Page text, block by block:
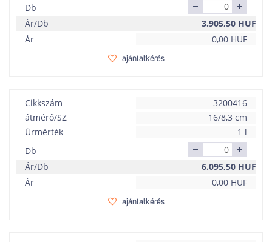
Db
Ár/Db
3.905,50 HUF
Ár
0,00 HUF
ajánlatkérés
Cikkszám
3200416
átmérő/SZ
16/8,3 cm
Ürmérték
1 l
Db
Ár/Db
6.095,50 HUF
Ár
0,00 HUF
ajánlatkérés